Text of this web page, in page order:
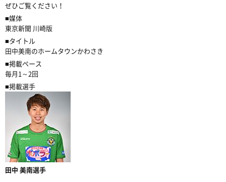
ぜひご覧ください！
■媒体
東京新聞 川崎版
■タイトル
田中美南のホームタウンかわさき
■掲載ペース
毎月1～2回
■掲載選手
田中 美南選手